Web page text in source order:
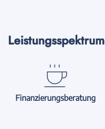
Leistungsspektrum
Finanzierungsberatung